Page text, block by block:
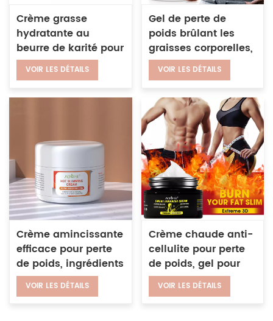
Crème grasse
hydratante au
beurre de karité pour
les cuisses, les
hanches et le ventre,
VOIR LES DÉTAILS
Gel de perte de
poids brûlant les
graisses corporelles,
crème améliorant la
sueur, bâton
ventre
VOIR LES DÉTAILS
Crème amincissante
efficace pour perte
de poids, ingrédients
à base de plantes
sûrs, brûle les
VOIR LES DÉTAILS
Crème chaude anti-
cellulite pour perte
de poids, gel pour
les bras, le ventre,
brûle les graisses,
VOIR LES DÉTAILS